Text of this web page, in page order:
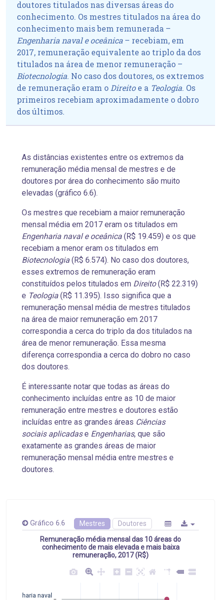
doutores titulados nas diversas áreas do
conhecimento. Os mestres titulados na área do
conhecimento mais bem remunerada –
Engenharia naval e oceânica – recebiam, em
2017, remuneração equivalente ao triplo da dos
titulados na área de menor remuneração –
Biotecnologia. No caso dos doutores, os extremos
de remuneração eram o Direitoe a Teologia. Os
primeiros recebiam aproximadamente o dobro
dos últimos.
As distâncias existentes entre os extremos da
remuneração média mensal de mestres e de
doutores por área do conhecimento são muito
elevadas (gráfico 6.6).
Os mestres que recebiam a maior remuneração
mensal média em 2017 eram os titulados em
Engenharia naval e oceânica (R$ 19.459) e os que
recebiam a menor eram os titulados em
Biotecnologia (R$ 6.574). No caso dos doutores,
esses extremos de remuneração eram
constituídos pelos titulados em Direito(R$ 22.319)
e Teologia (R$ 11.395). Isso significa que a
remuneração mensal média de mestres titulados
na área de maior remuneração em 2017
correspondia a cerca do triplo da dos titulados na
área de menor remuneração. Essa mesma
diferença correspondia a cerca do dobro no caso
dos doutores.
É interessante notar que todas as áreas do
conhecimento incluídas entre as 10 de maior
remuneração entre mestres e doutores estão
incluídas entre as grandes áreas Ciências
sociais aplicadase Engenharias, que são
exatamente as grandes áreas de maior
remuneração mensal média entre mestres e
doutores.
Gráfico 6.6 Mestres Doutores
Remuneração média mensal das 10 áreas do
conhecimento de mais elevada e mais baixa
remuneração, 2017 (R$)
Engenharia naval